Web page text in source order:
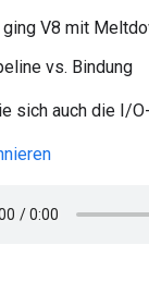
ging V8 mit
vs. Bindung
sich auch die I/